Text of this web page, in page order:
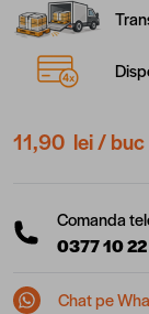
11,90 lei/ buc
Comanda
0377 10
Chat pe